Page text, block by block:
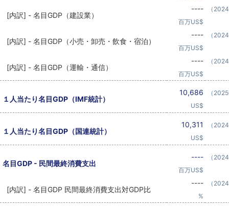
[内訳] - 名目GDP（建設業）
----
百万US$
（
[内訳] - 名目GDP（小売・卸売・飲食・宿泊）
----
百万US$
（
[内訳] - 名目GDP（運輸・通信）
----
百万US$
（
１人当たり名目GDP（IMF統計）
10,686
US$
（
１人当たり名目GDP（国連統計）
10,311
US$
（
名目GDP - 民間最終消費支出
----
百万US$
（
[内訳] - 名目GDP 民間最終消費支出対GDP比
----
%
（